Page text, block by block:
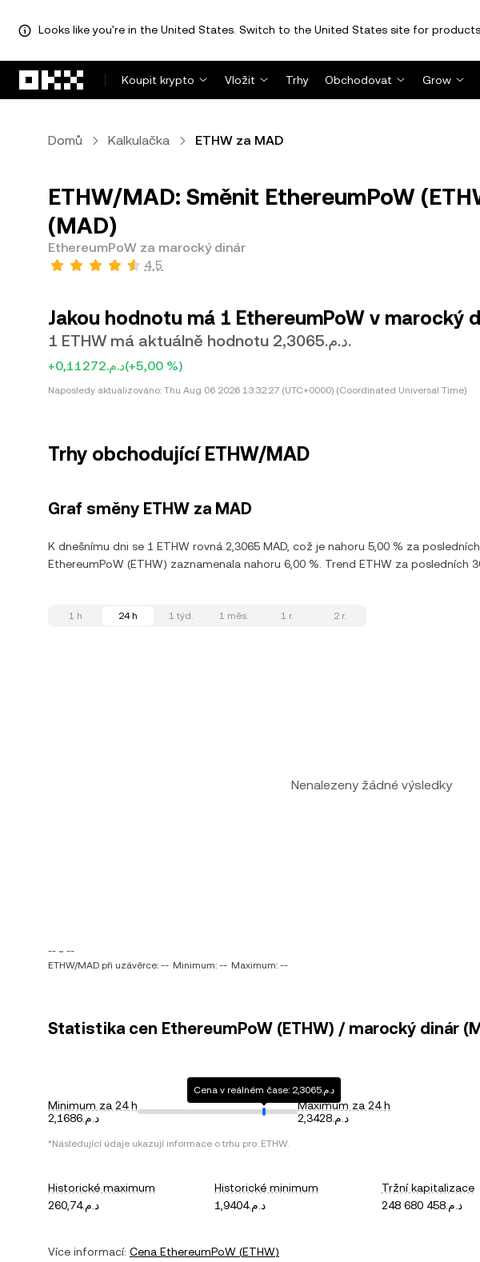
Looks like you're in the United States. Switch to the United States site for products
Koupit krypto
Vložit Trhy Obchodovat Grow
Domů Kalkulačka ETHW za MAD
ETHW/MAD: Směnit EthereumPoW
(MAD)
EthereumPoW za marocký dinár
4,5
Jakou hodnotu má 1 EthereumPoW v marocký
1 ETHW má aktuálně hodnotu د.م.2,3065.
+د.م.0,11272(+5,00 %)
Naposledy aktualizováno: Thu Aug 06 2026 13:32:27 (UTC+0000) (Coordinated Universal Time)
Trhy obchodující ETHW/MAD
Graf směny ETHW za MAD
K dnešnímu dni se 1 ETHW rovná 2,3065 MAD, což je nahoru 5,00 % za
EthereumPoW (ETHW) zaznamenala nahoru 6,00 %. Trend ETHW za posledních
1 h 24 h 1 týd. 1 měs. 1 r. 2 r.
Nenalezeny žádné výsledky
-- ~ --
ETHW/MAD při uzávěrce: -- Minimum: -- Maximum: --
Statistika cen EthereumPoW (ETHW) / marocký dinár
Minimum za 24 h
د.م.2,1686
Cena v reálném čase: د.م.2,3065
Maximum za 24 h
د.م.2,3428
*Následující údaje ukazují informace o trhu pro: ETHW.
Historické maximum
د.م.260,74
Historické minimum
د.م.1,9404
Tržní kapitalizace
د.م.248 680 458
Více informací: Cena EthereumPoW (ETHW)